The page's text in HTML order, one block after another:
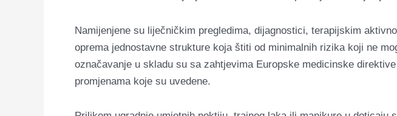
Namijenjene su liječničkim pregledima, dijagnostici, terapijskim
oprema jednostavne strukture koja štiti od minimalnih rizika koji ne
označavanje u skladu su sa zahtjevima Europske medicinske
promjenama koje su uvedene.